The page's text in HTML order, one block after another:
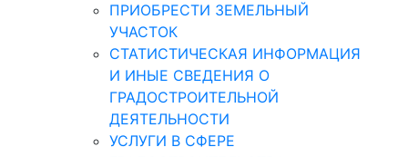
ПРИОБРЕСТИ ЗЕМЕЛЬНЫЙ
УЧАСТОК
СТАТИСТИЧЕСКАЯ ИНФОРМАЦИЯ
И ИНЫЕ СВЕДЕНИЯ О
ГРАДОСТРОИТЕЛЬНОЙ
ДЕЯТЕЛЬНОСТИ
УСЛУГИ В СФЕРЕ